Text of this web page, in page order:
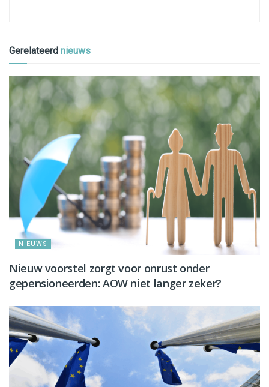
Gerelateerd nieuws
NIEUWS
Nieuw voorstel zorgt voor onrust onder
gepensioneerden: AOW niet langer zeker?